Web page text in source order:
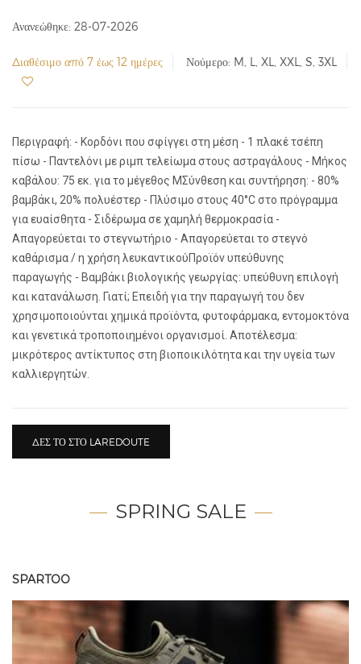
Ανανεώθηκε: 28-07-2026
Διαθέσιμο από 7 έως 12 ημέρες Νούμερο: M, L, XL, XXL, S, 3XL
Περιγραφή: - Κορδόνι που σφίγγει στη μέση - 1 πλακέ τσέπη
πίσω - Παντελόνι με ριμπ τελείωμα στους αστραγάλους - Μήκος
καβάλου: 75 εκ. για το μέγεθος MΣύνθεση και συντήρηση: - 80%
βαμβάκι, 20% πολυέστερ - Πλύσιμο στους 40°C στο πρόγραμμα
για ευαίσθητα - Σιδέρωμα σε χαμηλή θερμοκρασία -
Απαγορεύεται το στεγνωτήριο - Απαγορεύεται το στεγνό
καθάρισμα / η χρήση λευκαντικούΠροϊόν υπεύθυνης
παραγωγής - Βαμβάκι βιολογικής γεωργίας: υπεύθυνη επιλογή
και κατανάλωση. Γιατί; Επειδή για την παραγωγή του δεν
χρησιμοποιούνται χημικά προϊόντα, φυτοφάρμακα, εντομοκτόνα
και γενετικά τροποποιημένοι οργανισμοί. Αποτέλεσμα:
μικρότερος αντίκτυπος στη βιοποικιλότητα και την υγεία των
καλλιεργητών.
ΔΕΣ ΤΟ ΣΤΟ LAREDOUTE
SPRING SALE
SPARTOO